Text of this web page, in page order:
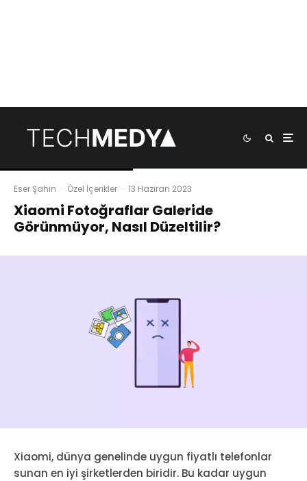
Eser Şahin · Özel İçerikler · 13 Haziran 2023
Xiaomi Fotoğraflar Galeride
Görünmüyor, Nasıl Düzeltilir?
Xiaomi, dünya genelinde uygun fiyatlı telefonlar
sunan en iyi şirketlerden biridir. Bu kadar uygun